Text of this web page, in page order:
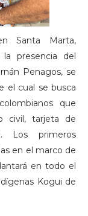
Santa Marta,
presencia del
Penagos, se
el cual se busca
que
civil, tarjeta de
Los primeros
en el marco de
en todo el
Kogui de